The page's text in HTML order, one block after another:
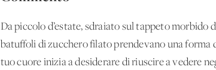
Da piccolo d’estate, sdraiato sul tappeto morbido
batuffoli di zucchero filato prendevano una forma
tuo cuore inizia a desiderare di riuscire a vedere